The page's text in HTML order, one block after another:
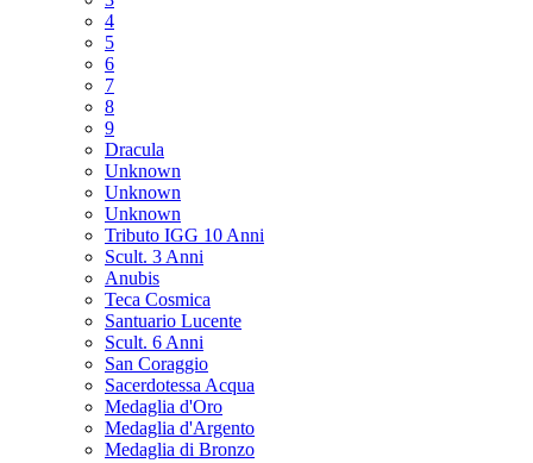
4
5
6
7
8
9
Dracula
Unknown
Unknown
Unknown
Tributo IGG 10 Anni
Scult. 3 Anni
Anubis
Teca Cosmica
Santuario Lucente
Scult. 6 Anni
San Coraggio
Sacerdotessa Acqua
Medaglia d'Oro
Medaglia d'Argento
Medaglia di Bronzo